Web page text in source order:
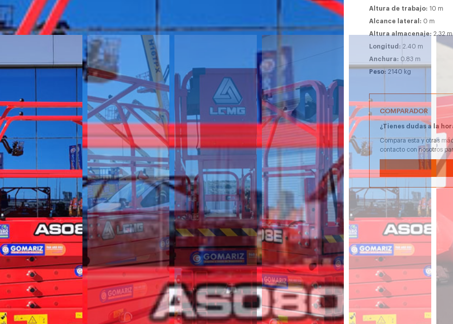
Altura de trabajo: 10 m
Alcance lateral: 0 m
Altura almacenaje:2.32 m
Longitud:2.40 m
Anchura: 0.83 m
Peso:2140 kg
COMPARADOR
¿Tienes dudas a la
Compara esta y otras
contacto con nosotros